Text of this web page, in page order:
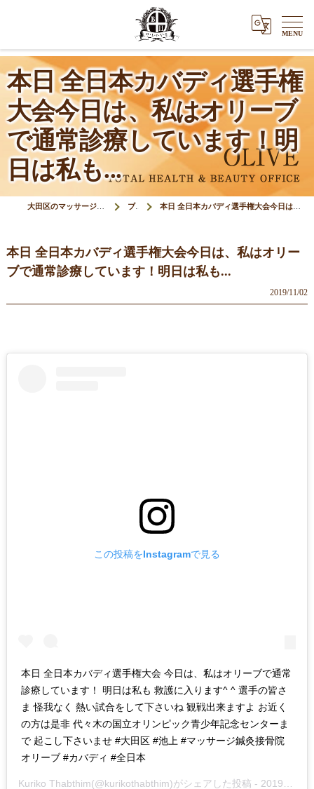
本日 全日本カバディ選手権
大会今日は、私はオリーブ
で通常診療しています！明
日は私も...
大田区のマッサージ＆鍼灸接骨院オリーブ(Olive) ブログ 本日 全日本カバディ選手権大会今日は、私はオリーブで通常診療しています！明日は私も...
本日 全日本カバディ選手権大会今日は、私はオリー
ブで通常診療しています！明日は私も...
2019/11/02
この投稿をInstagramで見る
本日 全日本カバディ選手権大会 今日は、私はオリーブで通常
診療しています！ 明日は私も 救護に入ります^ ^ 選手の皆さ
ま 怪我なく 熱い試合をして下さいね 観戦出来ますよ お近く
の方は是非 代々木の国立オリンピック青少年記念センターま
で 起こし下さいませ #大田区 #池上 #マッサージ鍼灸接骨院
オリーブ #カバディ #全日本
Kuriko Thabthim(@kurikothabthim)がシェアした投稿 - 2019年Nov月1日pm5時31分PDT